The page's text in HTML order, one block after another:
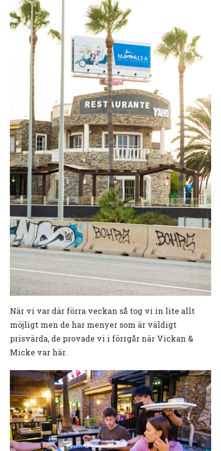
När vi var där förra veckan så tog vi in lite allt
möjligt men de har menyer som är väldigt
prisvärda, de provade vi i förrgår när Vickan &
Micke var här.